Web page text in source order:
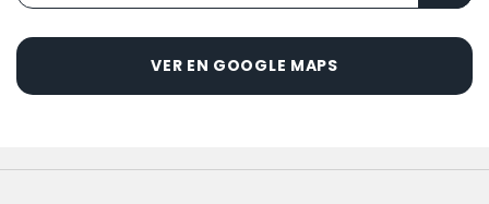
VER EN GOOGLE MAPS